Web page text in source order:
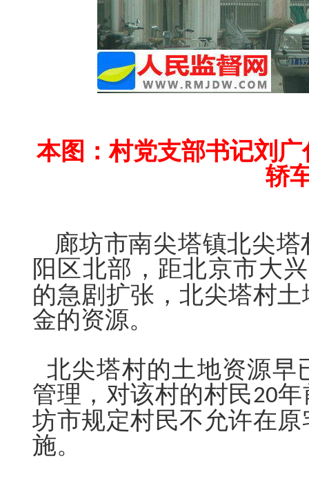
本图：村党支部书记刘
轿
廊坊市南尖塔镇北尖
阳区北部，距北京市大
的急剧扩张，北尖塔村
金的资源。
北尖塔村的土地资源早
管理，对该村的村民20年
坊市规定村民不允许在
施。